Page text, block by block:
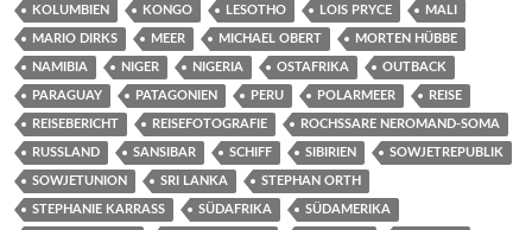
KOLUMBIEN KONGO LESOTHO LOIS PRYCE MALI
MARIO DIRKS MEER MICHAEL OBERT MORTEN HÜBBE
NAMIBIA NIGER NIGERIA OSTAFRIKA OUTBACK
PARAGUAY PATAGONIEN PERU POLARMEER REISE
REISEBERICHT REISEFOTOGRAFIE ROCHSSARE NEROMAND-SOMA
RUSSLAND SANSIBAR SCHIFF SIBIRIEN SOWJETREPUBLIK
SOWJETUNION SRI LANKA STEPHAN ORTH
STEPHANIE KARRASS SÜDAFRIKA SÜDAMERIKA